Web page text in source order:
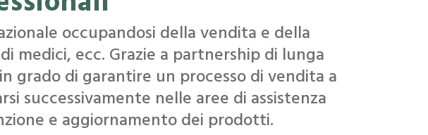
occupandosi della vendita e della
medici, ecc. Grazie a partnership di lunga
grado di garantire un processo di vendita a
successivamente nelle aree di assistenza
e aggiornamento dei prodotti.